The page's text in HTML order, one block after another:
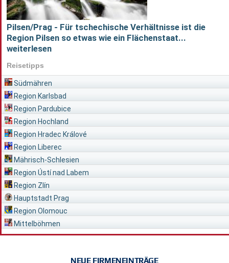
Pilsen/Prag - Für tschechische Verhältnisse ist die
Region Pilsen so etwas wie ein Flächenstaat...
weiterlesen
Reisetipps
Südmähren
Region Karlsbad
Region Pardubice
Region Hochland
Region Hradec Králové
Region Liberec
Mährisch-Schlesien
Region Ústí nad Labem
Region Zlín
Hauptstadt Prag
Region Olomouc
Mittelböhmen
NEUE FIRMENEINTRÄGE